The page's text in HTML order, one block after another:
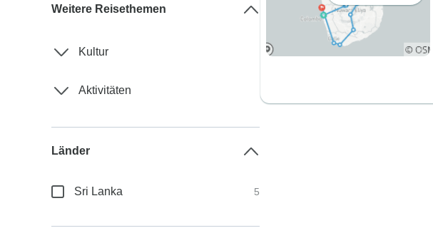
Weitere Reisethemen
Kultur
Aktivitäten
Länder
Sri Lanka 5